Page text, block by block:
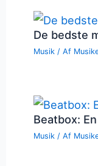
De bedste
Musik / Af
Beatbox:
Musik / Af